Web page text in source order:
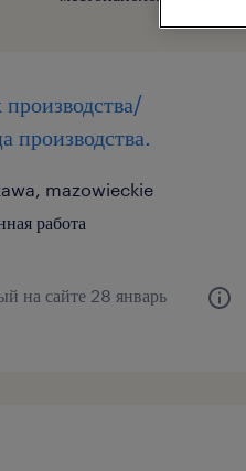
производства.
mazowieckie
работа
на сайте 28 январь